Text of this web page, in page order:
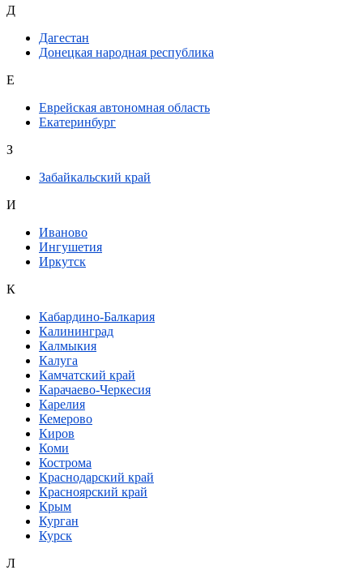
Д
Дагестан
Донецкая народная республика
Е
Еврейская автономная область
Екатеринбург
З
Забайкальский край
И
Иваново
Ингушетия
Иркутск
К
Кабардино-Балкария
Калининград
Калмыкия
Калуга
Камчатский край
Карачаево-Черкесия
Карелия
Кемерово
Киров
Коми
Кострома
Краснодарский край
Красноярский край
Крым
Курган
Курск
Л